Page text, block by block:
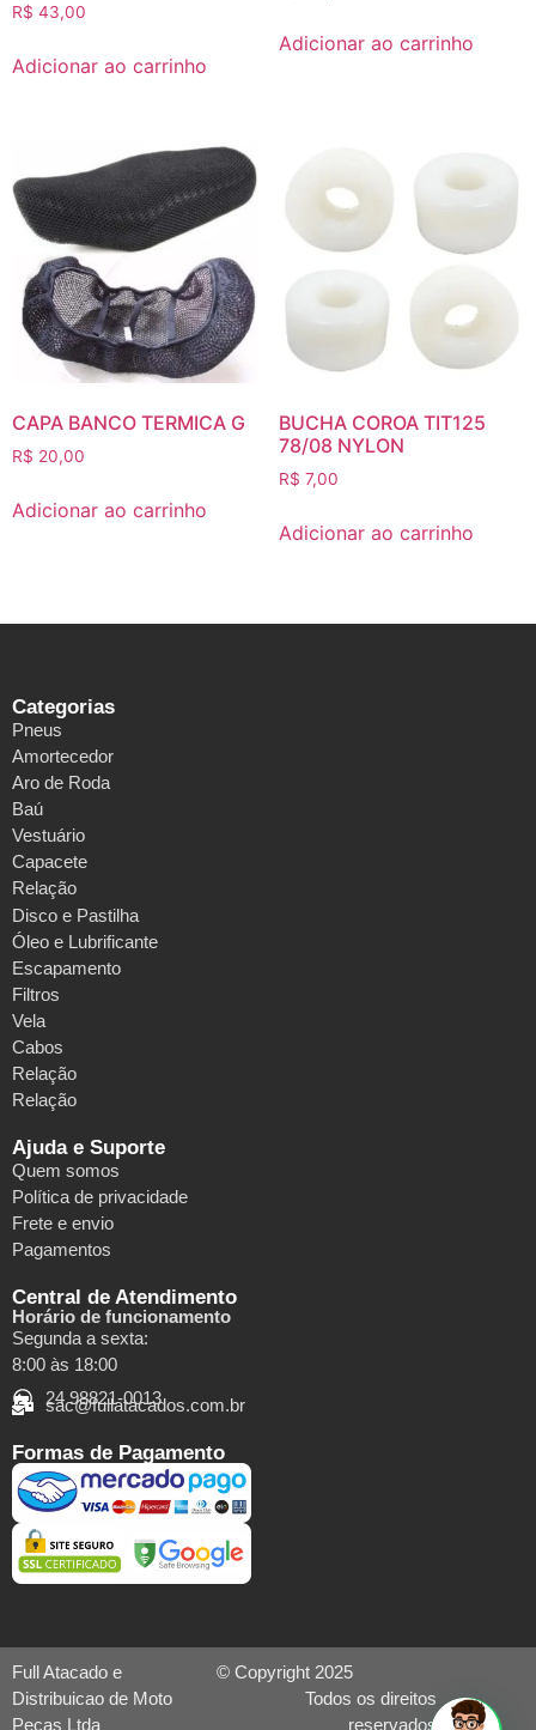
R$ 43,00
Adicionar ao carrinho
Adicionar ao carrinho
CAPA BANCO TERMICA G
R$ 20,00
Adicionar ao carrinho
BUCHA COROA TIT125
78/08 NYLON
R$ 7,00
Adicionar ao carrinho
Categorias
Pneus
Amortecedor
Aro de Roda
Baú
Vestuário
Capacete
Relação
Disco e Pastilha
Óleo e Lubrificante
Escapamento
Filtros
Vela
Cabos
Relação
Relação
Ajuda e Suporte
Quem somos
Política de privacidade
Frete e envio
Pagamentos
Central de Atendimento
Horário de funcionamento
Segunda a sexta:
8:00 às 18:00
24 98821-0013
sac@fullatacados.com.br
Formas de Pagamento
Full Atacado e
Distribuicao de Moto
Pecas Ltda
© Copyright 2025
Todos os direitos
reservados